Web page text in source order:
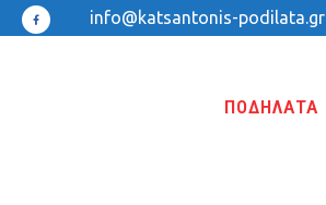
info@katsantonis-podilata.gr
ΠΟΔΗΛΑΤΑ